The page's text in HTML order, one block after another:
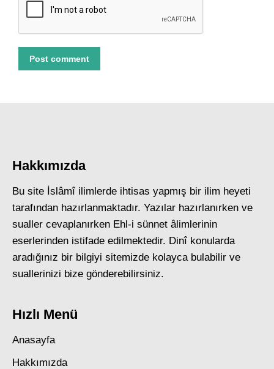
Post comment
Hakkımızda
Bu site İslâmî ilimlerde ihtisas yapmış bir ilim heyeti
tarafından hazırlanmaktadır. Yazılar hazırlanırken ve
sualler cevaplanırken Ehl-i sünnet âlimlerinin
eserlerinden istifade edilmektedir. Dinî konularda
aradığınız bir bilgiyi sitemizde kolayca bulabilir ve
suallerinizi bize gönderebilirsiniz.
Hızlı Menü
Anasayfa
Hakkımızda